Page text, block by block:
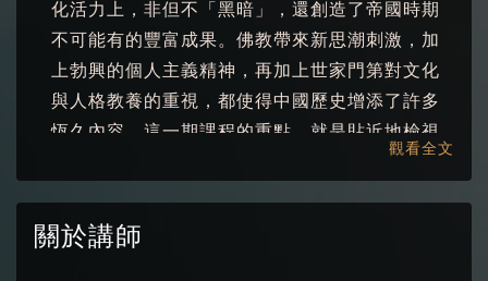
化活力上，非但不「黑暗」，還創造了帝國時期
不可能有的豐富成果。佛教帶來新思潮刺激，加
上勃興的個人主義精神，再加上世家門第對文化
與人格教養的重視，都使得中國歷史增添了許多
恆久內容。這一期課程的重點，就是貼近地檢視
觀看全文
關於講師